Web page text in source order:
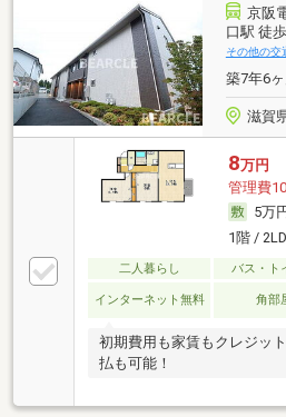
京阪
口駅 徒
その他の交
築7年6
滋賀
8万円
管理費
5万
1階 /
二人暮らし バス・ト
インターネット無料 角部
初期費用も家賃もクレジッ
払も可能！